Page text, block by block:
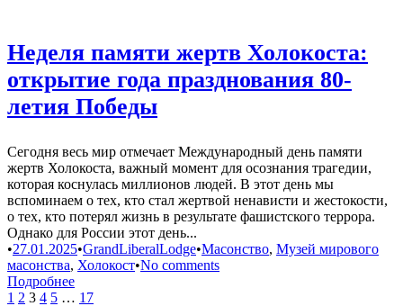
Неделя памяти жертв Холокоста:
открытие года празднования 80-
летия Победы
Сегодня весь мир отмечает Международный день памяти
жертв Холокоста, важный момент для осознания трагедии,
которая коснулась миллионов людей. В этот день мы
вспоминаем о тех, кто стал жертвой ненависти и жестокости,
о тех, кто потерял жизнь в результате фашистского террора.
Однако для России этот день...
•27.01.2025•GrandLiberalLodge•Масонство, Музей мирового
масонства, Холокост•No comments
Подробнее
1 2 3 4 5 … 17